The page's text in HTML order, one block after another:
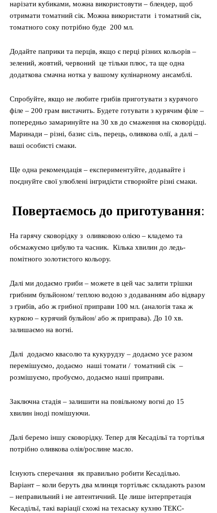
нарізати кубиками, можна використовути – блендер, щоб
отримати томатний сік. Можна використати і томатний сік,
томатного соку потрібно буде 200 мл.
Додайте паприки та перців, якщо є перці різних кольорів –
зелений, жовтий, червоний це тільки плюс, та ще одна
додаткова смачна нотка у вашому кулінарному ансамблі.
Спробуйте, якщо не любите грибів приготувати з курячого
філе – 200 грам вистачить. Будете готувати з курячим філе –
попередньо замаринуйте на 30 хв до смаження на сковорідці.
Маринади – різні, базис сіль, перець, оливкова олії, а далі –
ваші особисті смаки.
Ще одна рекомендація – експериментуйте, додавайте і
поєднуйте свої улюблені інгридієти створюйте різні смаки.
Повертаємось до приготування:
На гарячу сковорідку з оливковою олією – кладемо та
обсмажуємо цибулю та часник. Кілька хвилин до ледь-
помітного золотистого кольору.
Далі ми додаємо гриби – можете в цей час залити трішки
грибним бульйоном/ теплою водою з додаванням або відвару
з грибів, або ж грибної приправи 100 мл. (аналогія така ж
куркою – курячий бульйон/ або ж приправа). До 10 хв.
залишаємо на вогні.
Далі додаємо квасолю та кукурудзу – додаємо усе разом
перемішуємо, додаємо наші томати / томатний сік –
розмішуємо, пробуємо, додаємо наші приправи.
Заключна стадія – залишити на повільному вогні до 15
хвилин іноді помішуючи.
Далі беремо іншу сковорідку. Тепер для Кесадільї та тортілья
потрібно оливкова олія/рослине масло.
Існують сперечання як правильно робити Кесаділью.
Варіант – коли беруть два млинця тортільяс складають разом
– неправильний і не автентичний. Це лише інтерпретація
Кесадільї, такі варіації схожі на техаську кухню ТЕКС-